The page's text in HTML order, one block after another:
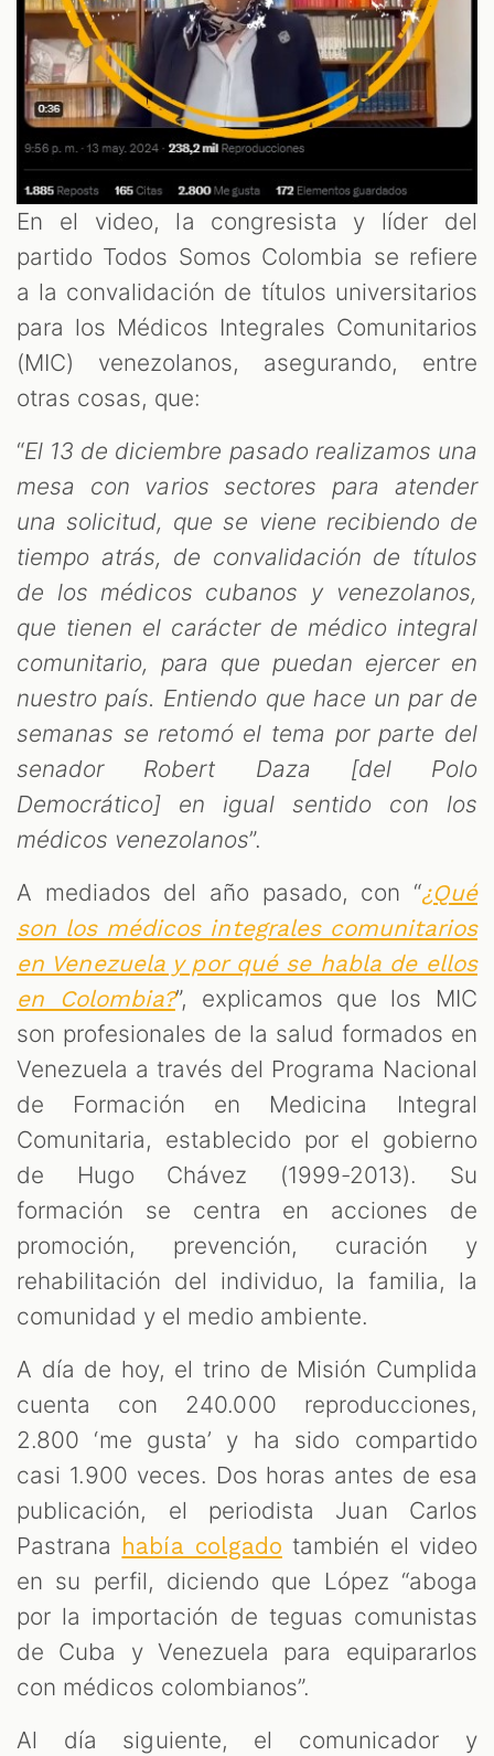
En el video, la congresista y líder del
partido Todos Somos Colombia se refiere
a la convalidación de títulos universitarios
para los Médicos Integrales Comunitarios
(MIC) venezolanos, asegurando, entre
otras cosas, que:
“El 13 de diciembre pasado realizamos una
mesa con varios sectores para atender
una solicitud, que se viene recibiendo de
tiempo atrás, de convalidación de títulos
de los médicos cubanos y venezolanos,
que tienen el carácter de médico integral
comunitario, para que puedan ejercer en
nuestro país. Entiendo que hace un par de
semanas se retomó el tema por parte del
senador Robert Daza [del Polo
Democrático] en igual sentido con los
médicos venezolanos”.
A mediados del año pasado, con “¿Qué
son los médicos integrales comunitarios
en Venezuela y por qué se habla de ellos
en Colombia?”, explicamos que los MIC
son profesionales de la salud formados en
Venezuela a través del Programa Nacional
de Formación en Medicina Integral
Comunitaria, establecido por el gobierno
de Hugo Chávez (1999-2013). Su
formación se centra en acciones de
promoción, prevención, curación y
rehabilitación del individuo, la familia, la
comunidad y el medio ambiente.
A día de hoy, el trino de Misión Cumplida
cuenta con 240.000 reproducciones,
2.800 ‘me gusta’ y ha sido compartido
casi 1.900 veces. Dos horas antes de esa
publicación, el periodista Juan Carlos
Pastrana había colgado también el video
en su perfil, diciendo que López “aboga
por la importación de teguas comunistas
de Cuba y Venezuela para equipararlos
con médicos colombianos”.
Al día siguiente, el comunicador y